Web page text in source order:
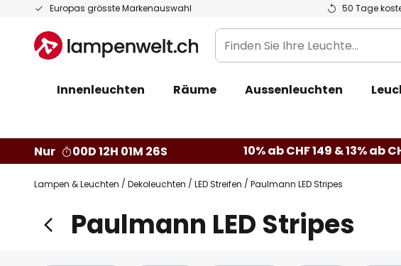
Europas grösste Markenauswahl 50 Tage
Zum
springen
Finden
Sie
Leuchte...
Innenleuchten Räume Aussenleuchten
Nur
00D 12H 01M 25S 10% ab CHF 149 & 13% ab
Lampen & Leuchten Dekoleuchten LED Streifen Paulmann LED Stripes
Paulmann LED Stripes